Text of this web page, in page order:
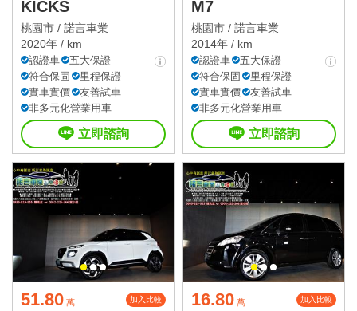
KICKS
桃園市 / 諾言車業
2020年 / km
認證車
五大保證
符合保固
里程保證
實車實價
友善試車
非多元化營業用車
立即諮詢
M7
桃園市 / 諾言車業
2014年 / km
認證車
五大保證
符合保固
里程保證
實車實價
友善試車
非多元化營業用車
立即諮詢
51.80 萬 加入比較 16.80 萬 加入比較